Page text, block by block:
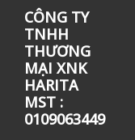
CÔNG TY
TNHH
THƯƠNG
MẠI XNK
HARITA
MST :
0109063449